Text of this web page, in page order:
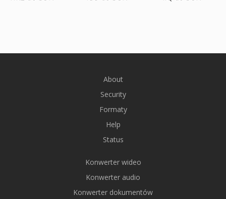
About
Security
Formaty
Help
Status
Konwerter wideo
Konwerter audio
Konwerter dokumentów